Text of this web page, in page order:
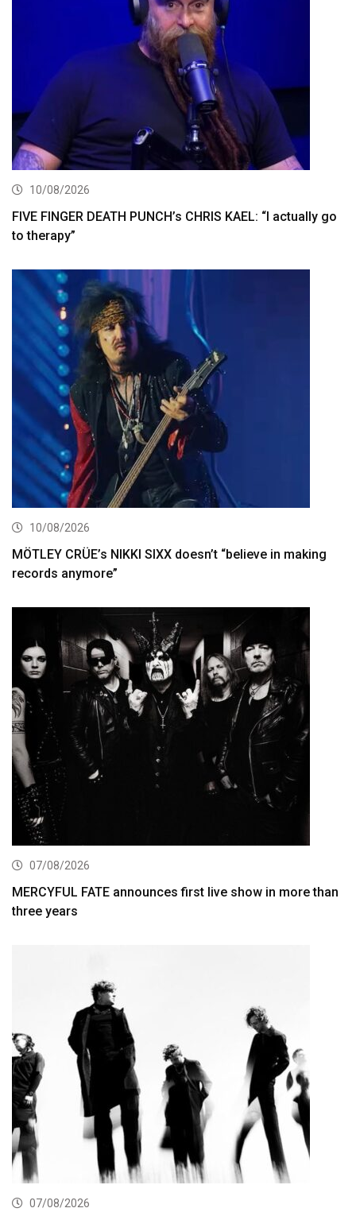
10/08/2026
FIVE FINGER DEATH PUNCH’s CHRIS KAEL: “I actually go
to therapy”
10/08/2026
MÖTLEY CRÜE’s NIKKI SIXX doesn’t “believe in making
records anymore”
07/08/2026
MERCYFUL FATE announces first live show in more than
three years
07/08/2026